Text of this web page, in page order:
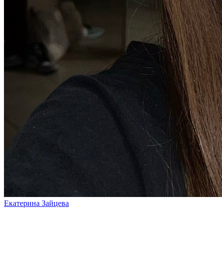
Екатерина Зайцева